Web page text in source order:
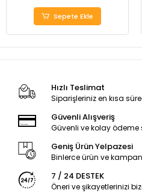
Sepete Ekle
Hızlı Teslimat
Siparişleriniz en kısa
Güvenli Alışveriş
Güvenli ve kolay ödeme
Geniş Ürün Yelpazesi
Binlerce ürün ve
7 / 24 DESTEK
Öneri ve şikayetlerinizi